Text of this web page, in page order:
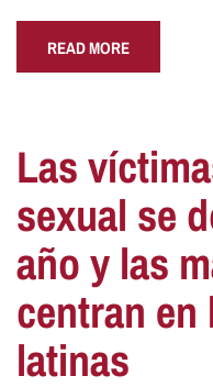
READ MORE
Las
sexual se
año y las
centran en
latinas